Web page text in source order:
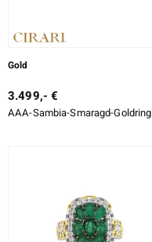
Gold
3.499,- €
AAA-Sambia-Smaragd-Goldring